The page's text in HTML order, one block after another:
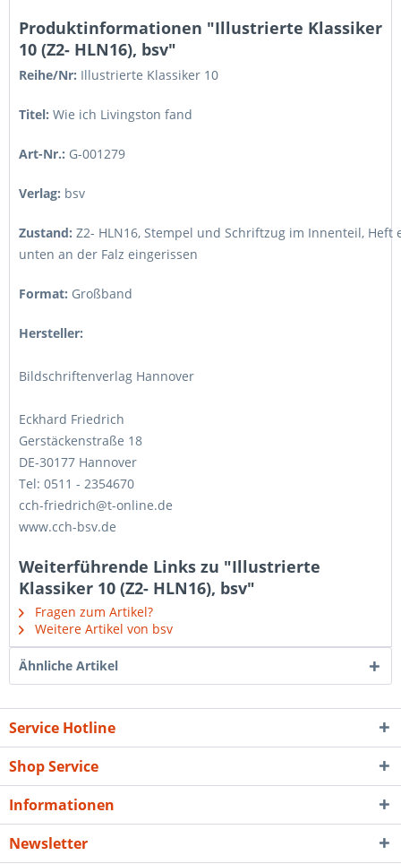
Produktinformationen "Illustrierte Klassiker
10 (Z2- HLN16), bsv"
Reihe/Nr: Illustrierte Klassiker 10
Titel: Wie ich Livingston fand
Art-Nr.: G-001279
Verlag: bsv
Zustand: Z2- HLN16, Stempel und Schriftzug im Innenteil, Heft
unten an der Falz eingerissen
Format: Großband
Hersteller:
Bildschriftenverlag Hannover
Eckhard Friedrich
Gerstäckenstraße 18
DE-30177 Hannover
Tel: 0511 - 2354670
cch-friedrich@t-online.de
www.cch-bsv.de
Weiterführende Links zu "Illustrierte
Klassiker 10 (Z2- HLN16), bsv"
Fragen zum Artikel?
Weitere Artikel von bsv
Ähnliche Artikel
Service Hotline
Shop Service
Informationen
Newsletter